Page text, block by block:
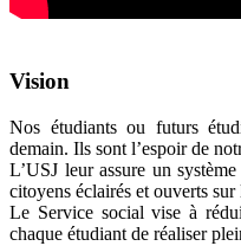
Vision
Nos étudiants ou futurs
demain. Ils sont l’espoir de
L’USJ leur assure un
citoyens éclairés et ouverts sur
Le Service social vise à
chaque étudiant de réaliser